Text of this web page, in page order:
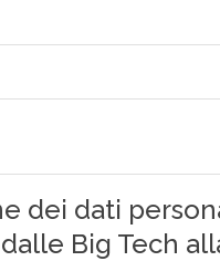
dei dati
Big Tech